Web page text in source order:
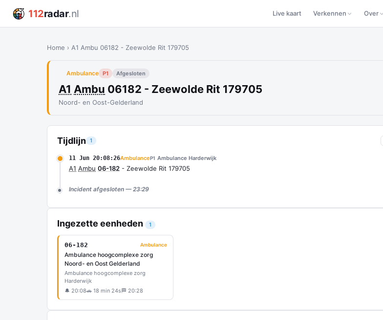
112radar.nl Live kaart Verkennen Over
Home › A1 Ambu 06182 - Zeewolde Rit 179705
Ambulance P1 Afgesloten
A1 Ambu 06182 - Zeewolde Rit 179705
Noord- en Oost-Gelderland
Tijdlijn 1
11 Jun 20:08:26AmbulanceP1 Ambulance Harderwijk
A1 Ambu 06-182 - Zeewolde Rit 179705
Incident afgesloten — 23:29
Ingezette eenheden 1
06-182 Ambulance
Ambulance hoogcomplexe zorg
Noord- en Oost Gelderland
Ambulance hoogcomplexe zorg
Harderwijk
🔔 20:08🚗 18 min 24s 🏁 20:28